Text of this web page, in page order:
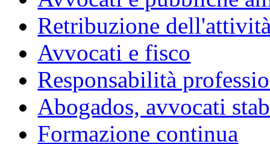
Retribuzione
Avvocati e fisco
Responsabilità
Abogados, avvocati
Formazione continua